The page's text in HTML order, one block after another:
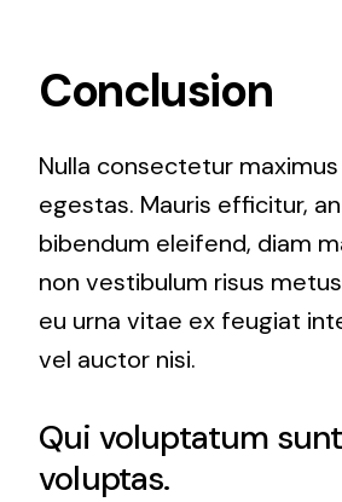
Conclusion
Nulla consectetur
egestas. Mauris efficitur,
bibendum eleifend, diam
non vestibulum risus
eu urna vitae ex feugiat
vel auctor nisi.
Qui voluptatum
voluptas.